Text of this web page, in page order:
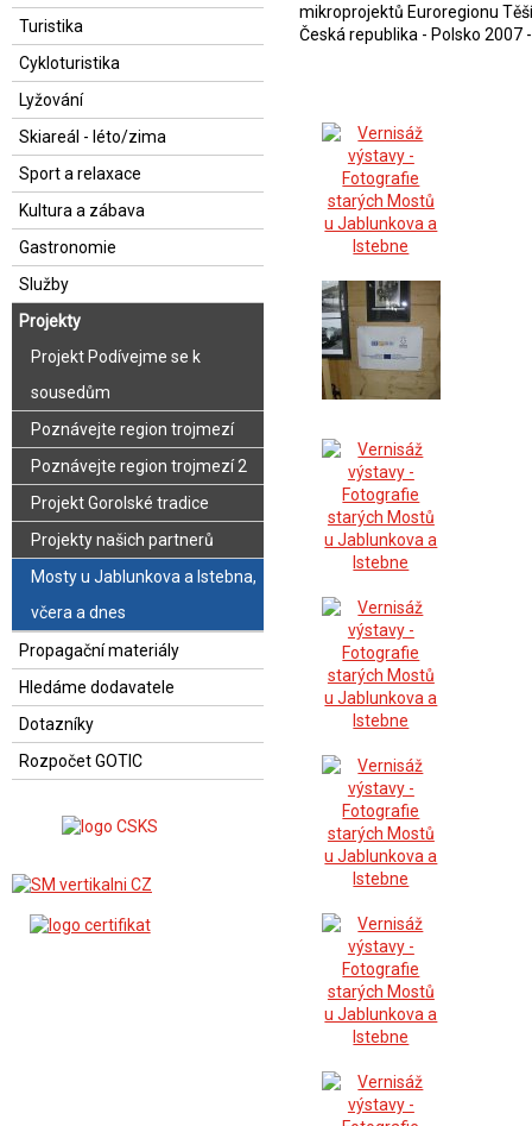
Turistika
Cykloturistika
Lyžování
Skiareál - léto/zima
Sport a relaxace
Kultura a zábava
Gastronomie
Služby
Projekty
Projekt Podívejme se k
sousedům
Poznávejte region trojmezí
Poznávejte region trojmezí 2
Projekt Gorolské tradice
Projekty našich partnerů
Mosty u Jablunkova a Istebna,
včera a dnes
Propagační materiály
Hledáme dodavatele
Dotazníky
Rozpočet GOTIC
mikroprojektů Euroregionu
Česká republika - Polsko 2007